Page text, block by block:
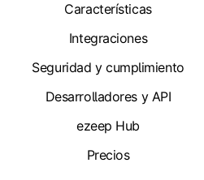
Características
Integraciones
Seguridad y cumplimiento
Desarrolladores y API
ezeep Hub
Precios